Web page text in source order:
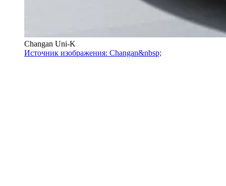
Changan Uni-K
Источник изображения: Changan&nbsp;